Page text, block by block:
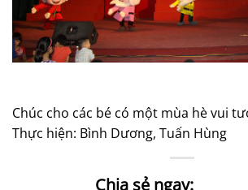
Chúc cho các bé có một mùa hè vui
Thực hiện: Bình Dương, Tuấn Hùng